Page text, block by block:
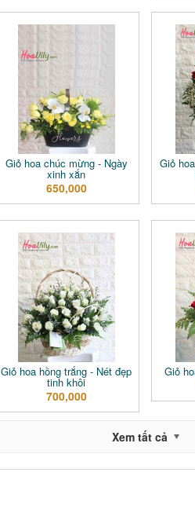
Giỏ hoa chúc mừng - Ngày
xinh xắn
650,000
Giỏ
Giỏ hoa hồng trắng - Nét đẹp
tinh khôi
700,000
Giỏ
Xem tất cả